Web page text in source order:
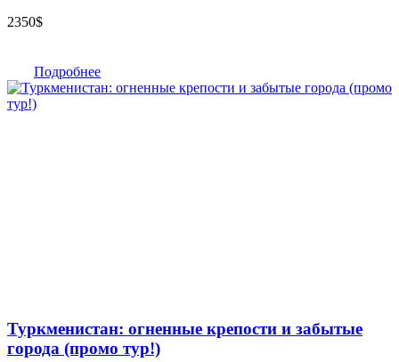
2350$
Подробнее
Туркменистан: огненные крепости и забытые
города (промо тур!)